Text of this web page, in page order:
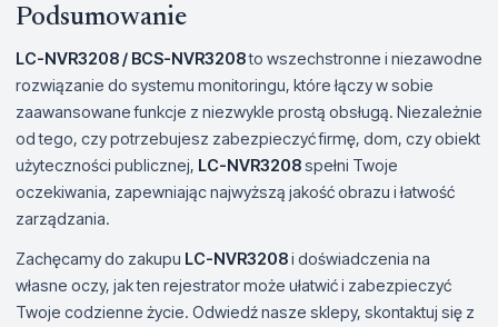
Podsumowanie
LC-NVR3208 / BCS-NVR3208to wszechstronne i niezawodne
rozwiązanie do systemu monitoringu, które łączy w sobie
zaawansowane funkcje z niezwykle prostą obsługą. Niezależnie
od tego, czy potrzebujesz zabezpieczyć firmę, dom, czy obiekt
użyteczności publicznej, LC-NVR3208spełni Twoje
oczekiwania, zapewniając najwyższą jakość obrazu i łatwość
zarządzania.
Zachęcamy do zakupu LC-NVR3208i doświadczenia na
własne oczy, jak ten rejestrator może ułatwić i zabezpieczyć
Twoje codzienne życie. Odwiedź nasze sklepy, skontaktuj się z